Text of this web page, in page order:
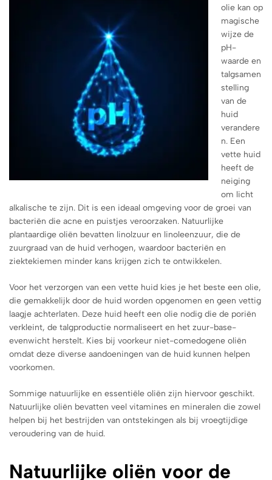
olie kan op
magische
wijze de
pH-
waarde en
talgsamen
stelling
van de
huid
verandere
n. Een
vette huid
heeft de
neiging
om ​​licht
alkalische te zijn. Dit is een ideaal omgeving voor de groei van
bacteriën die acne en puistjes veroorzaken. Natuurlijke
plantaardige oliën bevatten linolzuur en linoleenzuur, die de
zuurgraad van de huid verhogen, waardoor bacteriën en
ziektekiemen minder kans krijgen zich te ontwikkelen.
Voor het verzorgen van een vette huid kies je het beste een olie,
die gemakkelijk door de huid worden opgenomen en geen vettig
laagje achterlaten. Deze huid heeft een olie nodig die de poriën
verkleint, de talgproductie normaliseert en het zuur-base-
evenwicht herstelt. Kies bij voorkeur niet-comedogene oliën
omdat deze diverse aandoeningen van de huid kunnen helpen
voorkomen.
Sommige natuurlijke en essentiële oliën zijn hiervoor geschikt.
Natuurlijke oliën bevatten veel vitamines en mineralen die zowel
helpen bij het bestrijden van ontstekingen als bij vroegtijdige
veroudering van de huid.
Natuurlijke oliën voor de